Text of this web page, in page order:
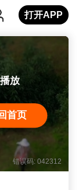
打开APP
放
首页
错误码: 042312